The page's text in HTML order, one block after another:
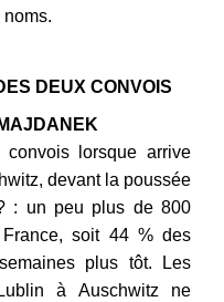
DEUX CONVOIS
lorsque arrive
devant la poussée
: un peu plus de 800
soit 44 % des
plus tôt. Les
à Auschwitz ne